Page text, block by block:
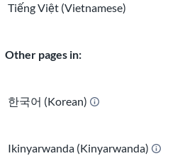
Tiếng Việt (Vietnamese)
Other pages in:
한국어 (Korean)
Ikinyarwanda (Kinyarwanda)